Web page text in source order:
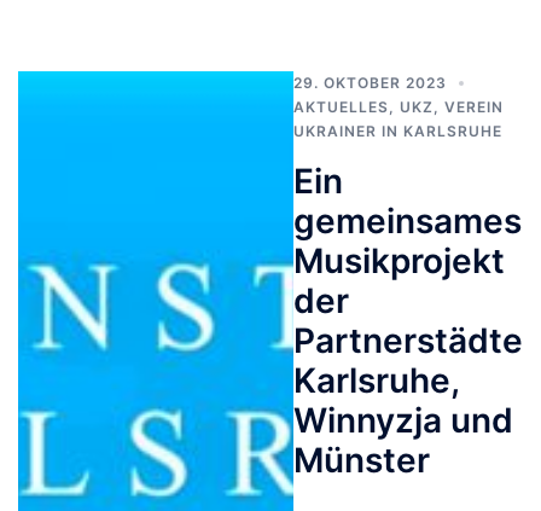
29. OKTOBER 2023
AKTUELLES
UKZ
VEREIN
UKRAINER IN KARLSRUHE
Ein
gemeinsames
Musikprojekt
der
Partnerstädte
Karlsruhe,
Winnyzja und
Münster